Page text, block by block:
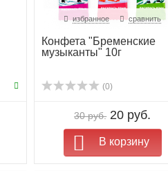
избранное сравнить
Конфета "Бременские
музыканты" 10г
(0)
30 руб. 20 руб.
В корзину